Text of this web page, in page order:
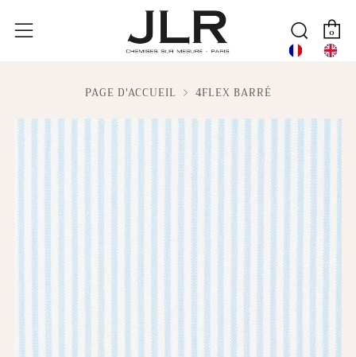
Menu
0
PAGE D'ACCUEIL 4FLEX BARRÉ